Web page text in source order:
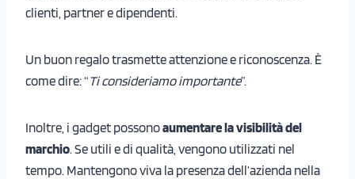
clienti, partner e dipendenti.
Un buon regalo trasmette attenzione e riconoscenza. È
come dire: “Ti consideriamo importante”.
Inoltre, i gadget possonoaumentare la visibilità del
marchio. Se utili e di qualità, vengono utilizzati nel
tempo. Mantengono viva la presenza dell’azienda nella